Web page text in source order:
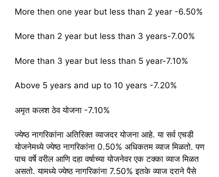
More then one year but less than 2 year -6.50%
More than 2 year but less than 3 years-7.00%
More than 3 year but less than 5 year-7.10%
Above 5 years and up to 10 years -7.20%
अमृत कलश ठेव योजना -7.10%
ज्येष्ठ नागरिकांना अतिरिक्त व्याजदर योजना आहे. या सर्व एचडी
योजनेमध्ये ज्येष्ठ नागरिकांना 0.50% अधिकतम व्याज मिळतो. पण
पाच वर्षे वरील आणि दहा वर्षाच्या योजनेवर एक टक्का व्याज मिळत
असतो. यामध्ये ज्येष्ठ नागरिकांना 7.50% इतके व्याज दराने पैसे